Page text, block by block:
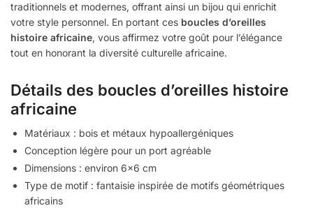
traditionnels et modernes, offrant ainsi un bijou qui enrichit
votre style personnel. En portant ces boucles d’oreilles
histoire africaine, vous affirmez votre goût pour l’élégance
tout en honorant la diversité culturelle africaine.
Détails des boucles d’oreilles histoire
africaine
Matériaux : bois et métaux hypoallergéniques
Conception légère pour un port agréable
Dimensions : environ 6×6 cm
Type de motif : fantaisie inspirée de motifs géométriques
africains